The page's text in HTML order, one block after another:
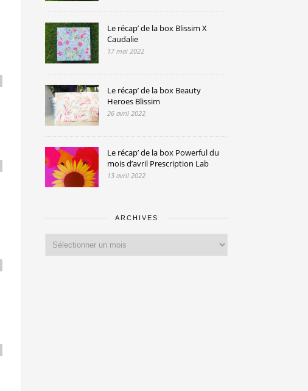
Le récap’ de la box Blissim X
Caudalie
17 mai 2022
Le récap’ de la box Beauty
Heroes Blissim
26 avril 2022
Le récap’ de la box Powerful du
mois d’avril Prescription Lab
13 avril 2022
ARCHIVES